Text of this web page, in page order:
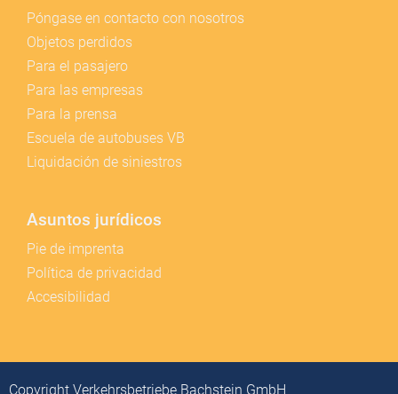
Póngase en contacto con nosotros
Objetos perdidos
Para el pasajero
Para las empresas
Para la prensa
Escuela de autobuses VB
Liquidación de siniestros
Asuntos jurídicos
Pie de imprenta
Política de privacidad
Accesibilidad
Copyright Verkehrsbetriebe Bachstein GmbH